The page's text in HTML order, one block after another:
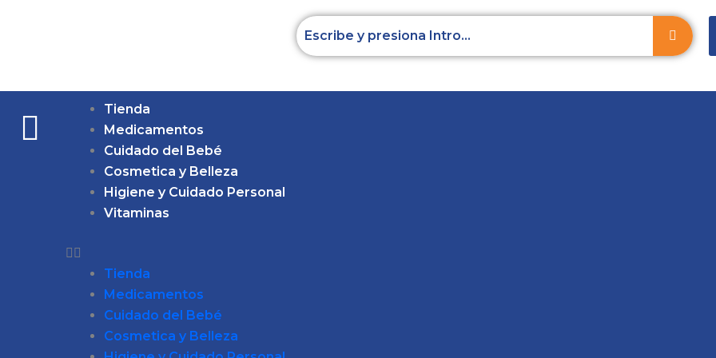
Tienda
Medicamentos
Cuidado del Bebé
Cosmetica y Belleza
Higiene y Cuidado Personal
Vitaminas
Tienda
Medicamentos
Cuidado del Bebé
Cosmetica y Belleza